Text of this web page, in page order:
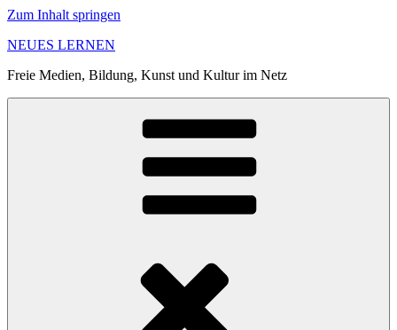
Zum Inhalt springen
NEUES LERNEN
Freie Medien, Bildung, Kunst und Kultur im Netz